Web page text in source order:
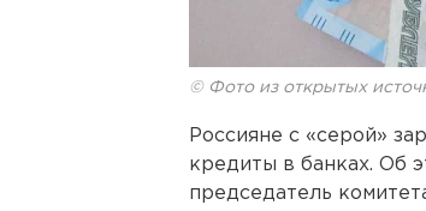
© Фото из открытых
Россияне с «серой»
кредиты в банках. Об
председатель